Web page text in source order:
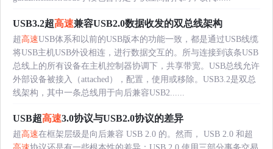
USB3.2超高速兼容USB2.0数据收发的双总线架构
超高速USB体系和以前的USB版本的功能一致，都是通过USB线缆
将USB主机USB外设相连，进行数据交互的。所与连接到该条USB
总线上的所有设备在主机控制器协调下，共享带宽。USB总线允许
外部设备被接入（attached），配置，使用或移除。USB3.2是双总
线架构，其中一条总线用于向后兼容USB2......
USB超高速3.0协议与USB2.0协议的差异
超高速在框架层级是向后兼容 USB 2.0 的。然而， USB 2.0 和超